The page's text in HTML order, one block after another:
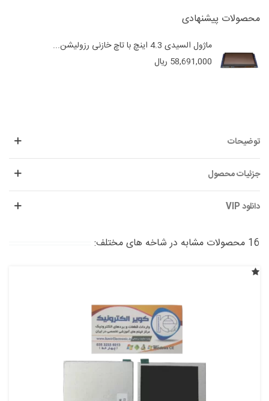
محصولات پیشنهادی
ماژول السیدی 4.3 اینچ با تاچ خازنی رزولیشن...
58,691,000 ریال
توضیحات
جزئیات محصول
دانلود VIP
16 محصولات مشابه در شاخه های مختلف: